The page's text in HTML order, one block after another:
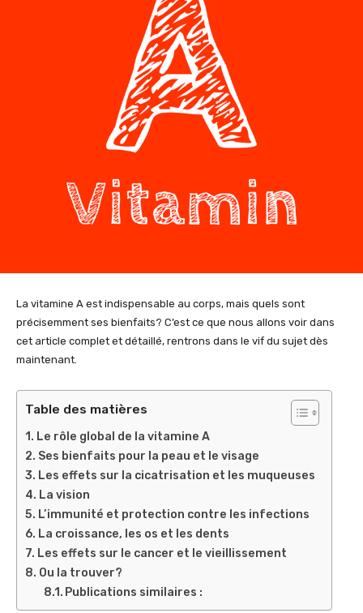
La vitamine A est indispensable au corps, mais quels sont
précisemment ses bienfaits? C’est ce que nous allons voir dans
cet article complet et détaillé, rentrons dans le vif du sujet dès
maintenant.
Table des matières
Le rôle global de la vitamine A
Ses bienfaits pour la peau et le visage
Les effets sur la cicatrisation et les muqueuses
La vision
L’immunité et protection contre les infections
La croissance, les os et les dents
Les effets sur le cancer et le vieillissement
Ou la trouver?
Publications similaires :